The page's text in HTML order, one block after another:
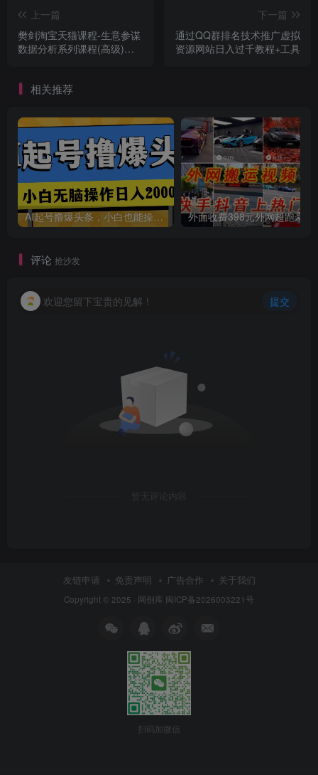
上一篇
樊剑淘宝天猫课程-生意参谋
数据分析系列课程(高级)，
下一篇
通过QQ群排名技术推广虚拟
资源网站日入过千教程+工具
相关推荐
AI起号撸爆头条，小白也能操作，日入2000+
评论 抢沙发
欢迎您留下宝贵的见解！ 提交
暂无评论内容
友链申请 免责声明 广告合作 关于我们
Copyright © 2025 · 网创库 闽ICP备2026003221号
扫码加微信